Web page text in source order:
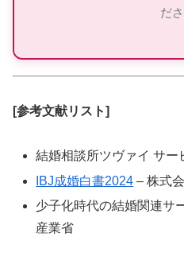
ツヴァイの
👑 エクセレンス青山
🎯 40代専門 のミドル
📈
創業 25年 ・成婚率
👥
だ
[参考文献リスト]
結婚相談所ツヴァイ サー
IBJ成婚白書2024 – 株式
少子化時代の結婚関連サ
産業省